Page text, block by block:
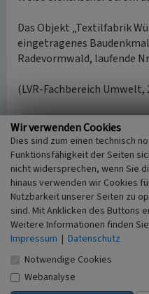
Das Objekt „Textilfabrik
eingetragenes
Radevormwald, laufende
(LVR-Fachbereich Umwelt,
Internet
www.wuelfingmuseum.de:
Museum e.V. (abgerufen
verfügbar 14.11.2017)
www.wuelfing-museum.de
14.11.2017)
Literatur
Landschaftsverband
(2011) Mühlenregion
Wir verwenden Cookies
Dies sind zum einen technisch
Funktionsfähigkeit der Seiten
nicht widersprechen, wenn Sie
hinaus verwenden wir Cookies
Nutzbarkeit unserer Seiten zu
sind. Mit Anklicken des Buttons
Weitere Informationen finden
Impressum | Datenschutz
Notwendige Cookies
Webanalyse